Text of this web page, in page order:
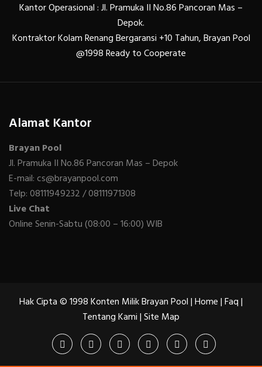
Kantor Operasional : Jl. Pramuka II No.86 Pancoran Mas –
Depok.
Kontraktor Kolam Renang Bergaransi +10 Tahun, Brayan Pool
@1998 Ready to Cooperate
Alamat Kantor
Brayan Pool
Jl. Pramuka II No.86 Pancoran Mas – Depok
E-mail: cs@brayanpool.com
Telp: 08111949232 / 08111971308
Live Chat
Online Senin-Sabtu (08:00 – 16:00) WIB
Hak Cipta © 1998 Konten Milik Brayan Pool |Home|Faq|
Tentang Kami|Site Map